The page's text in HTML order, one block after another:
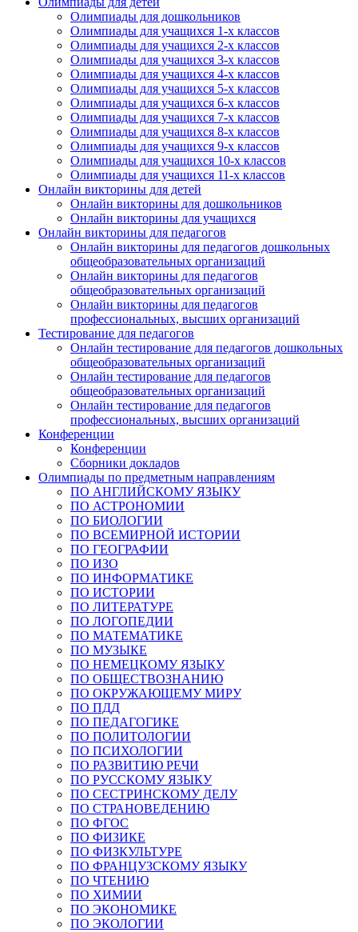
Олимпиады для дошкольников
Олимпиады для учащихся 1-х классов
Олимпиады для учащихся 2-х классов
Олимпиады для учащихся 3-х классов
Олимпиады для учащихся 4-х классов
Олимпиады для учащихся 5-х классов
Олимпиады для учащихся 6-х классов
Олимпиады для учащихся 7-х классов
Олимпиады для учащихся 8-х классов
Олимпиады для учащихся 9-х классов
Олимпиады для учащихся 10-х классов
Олимпиады для учащихся 11-х классов
Онлайн викторины для детей
Онлайн викторины для дошкольников
Онлайн викторины для учащихся
Онлайн викторины для педагогов
Онлайн викторины для педагогов дошкольных
общеобразовательных организаций
Онлайн викторины для педагогов
общеобразовательных организаций
Онлайн викторины для педагогов
профессиональных, высших организаций
Тестирование для педагогов
Онлайн тестирование для педагогов дошкольных
общеобразовательных организаций
Онлайн тестирование для педагогов
общеобразовательных организаций
Онлайн тестирование для педагогов
профессиональных, высших организаций
Конференции
Конференции
Сборники докладов
Олимпиады по предметным направлениям
ПО АНГЛИЙСКОМУ ЯЗЫКУ
ПО АСТРОНОМИИ
ПО БИОЛОГИИ
ПО ВСЕМИРНОЙ ИСТОРИИ
ПО ГЕОГРАФИИ
ПО ИЗО
ПО ИНФОРМАТИКЕ
ПО ИСТОРИИ
ПО ЛИТЕРАТУРЕ
ПО ЛОГОПЕДИИ
ПО МАТЕМАТИКЕ
ПО МУЗЫКЕ
ПО НЕМЕЦКОМУ ЯЗЫКУ
ПО ОБЩЕСТВОЗНАНИЮ
ПО ОКРУЖАЮЩЕМУ МИРУ
ПО ПДД
ПО ПЕДАГОГИКЕ
ПО ПОЛИТОЛОГИИ
ПО ПСИХОЛОГИИ
ПО РАЗВИТИЮ РЕЧИ
ПО РУССКОМУ ЯЗЫКУ
ПО СЕСТРИНСКОМУ ДЕЛУ
ПО СТРАНОВЕДЕНИЮ
ПО ФГОС
ПО ФИЗИКЕ
ПО ФИЗКУЛЬТУРЕ
ПО ФРАНЦУЗСКОМУ ЯЗЫКУ
ПО ЧТЕНИЮ
ПО ХИМИИ
ПО ЭКОНОМИКЕ
ПО ЭКОЛОГИИ